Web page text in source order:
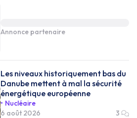
Annonce partenaire
Les niveaux historiquement bas du
Danube mettent à mal la sécurité
énergétique européenne
Nucléaire
6 août 2026
3